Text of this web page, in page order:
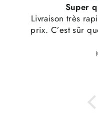
Super
Livraison très
prix. C’est sûr